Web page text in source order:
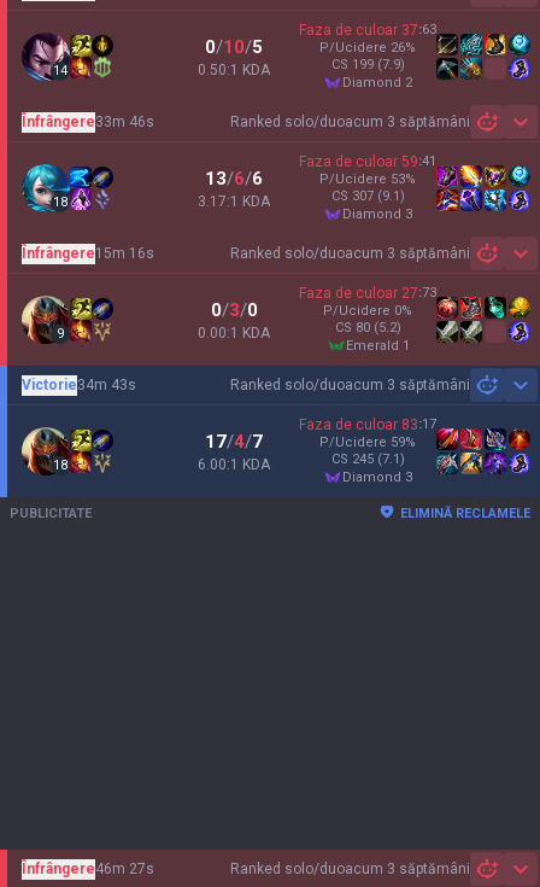
14
0/10/5
0.50:1 KDA
Faza de culoar 37:63
P/Ucidere 26%
CS 199 (7.9)
diamond 2
Ranked solo/duoacum 3 săptămâni
Înfrângere33m 46s
18
13/6/6
3.17:1 KDA
Faza de culoar 59:41
P/Ucidere 53%
CS 307 (9.1)
diamond 3
Ranked solo/duoacum 3 săptămâni
Înfrângere15m 16s
9
0/3/0
0.00:1 KDA
Faza de culoar 27:73
P/Ucidere 0%
CS 80 (5.2)
emerald 1
Ranked solo/duoacum 3 săptămâni
Victorie34m 43s
18
17/4/7
6.00:1 KDA
Faza de culoar 83:17
P/Ucidere 59%
CS 245 (7.1)
diamond 3
PUBLICITATE ELIMINĂ RECLAMELE
Ranked solo/duoacum 3 săptămâni
Înfrângere46m 27s